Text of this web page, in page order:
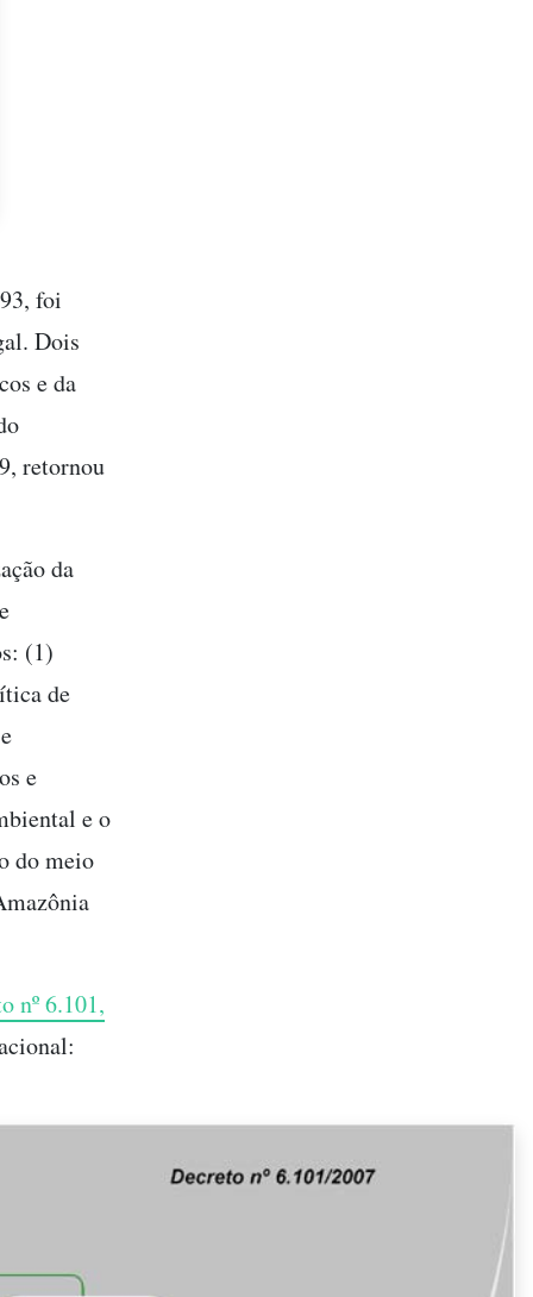
foi
Dois
e da
retornou
da
(1)
de
e
e o
do meio
nº 6.101,